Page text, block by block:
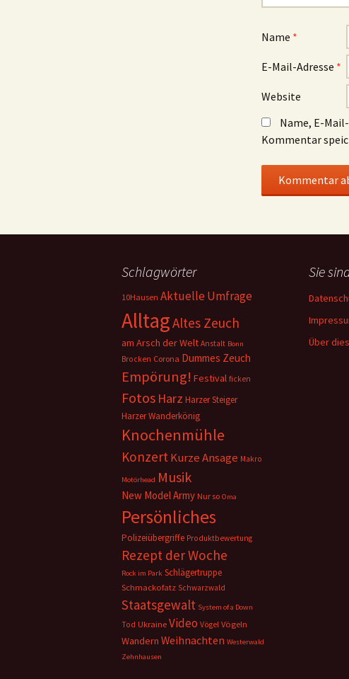
Name *
E-Mail-Adresse *
Website
Name, E-
Kommentar
Schlagwörter
10Hausen Aktuelle Umfrage
AlltagAltes Zeuch
am Arsch der Welt Anstalt Bonn
Brocken Corona Dummes Zeuch
Empörung! Festival ficken
Fotos Harz Harzer Steiger
Harzer Wanderkönig
Knochenmühle
Konzert Kurze Ansage Makro
Motörhead Musik
New Model Army Nur so Oma
Persönliches
Polizeiübergriffe Produktbewertung
Rezept der Woche
Rock im Park Schlägertruppe
Schmackofatz Schwarzwald
Staatsgewalt System of a Down
Tod Ukraine Video Vögel Vögeln
Wandern Weihnachten Westerwald
Zehnhausen
Sie
Über